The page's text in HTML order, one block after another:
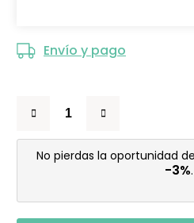
Envío y pago
No pierdas la oportunidad
-3%